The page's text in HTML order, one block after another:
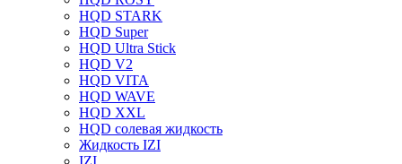
HQD STARK
HQD Super
HQD Ultra Stick
HQD V2
HQD VITA
HQD WAVE
HQD XXL
HQD солевая жидкость
Жидкость IZI
IZI